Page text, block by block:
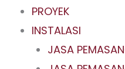
PROYEK
INSTALASI
JASA